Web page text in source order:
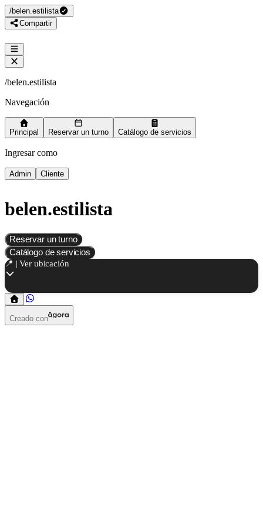
/belen.estilista
Compartir
/belen.estilista
Navegación
Principal Reservar un turno Catálogo de servicios
Ingresar como
Admin Cliente
belen.estilista
Reservar un turno
Catálogo de servicios
📍 | Ver ubicación
Creado con